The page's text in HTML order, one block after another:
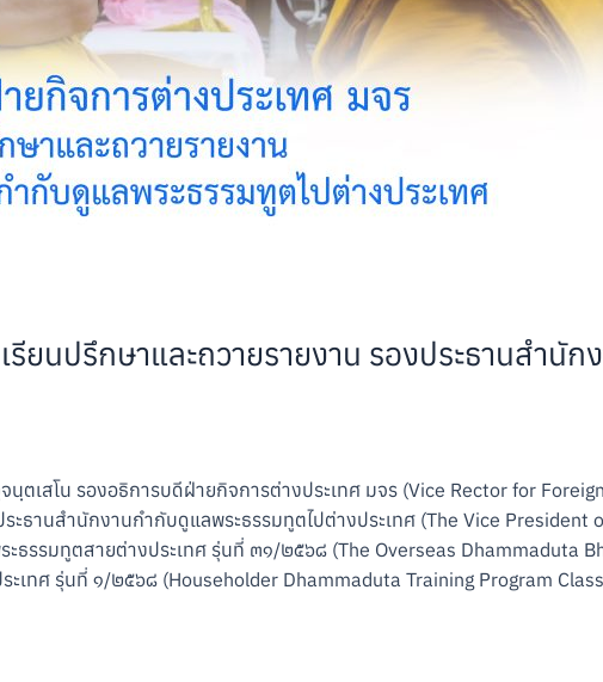
ยนปรึกษาและถวายรายงาน รองประธานสำนั
สโน รองอธิการบดีฝ่ายกิจการต่างประเทศ มจร (Vice Rector for
ธานสำนักงานกำกับดูแลพระธรรมทูตไปต่างประเทศ (The Vice President
ธรรมทูตสายต่างประเทศ รุ่นที่ ๓๑/๒๕๖๘ (The Overseas Dhammaduta
เทศ รุ่นที่ ๑/๒๕๖๘ (Householder Dhammaduta Training Program